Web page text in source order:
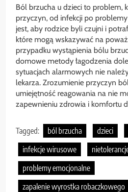
Ból brzucha u dzieci to problem,
przyczyn, od infekcji po
jest, aby rodzice byli czujni i
które mogą wskazywać na
przypadku wystąpienia bólu
domowe metody łagodzenia
sytuacjach alarmowych nie
lekarza. Zrozumienie przyczyn
umiejętność reagowania na nie
zapewnieniu zdrowia i komfortu
Tagged: ból brzucha dzieci
infekcje wirusowe
problemy emocjonalne
zapalenie wyrostka robaczkowego